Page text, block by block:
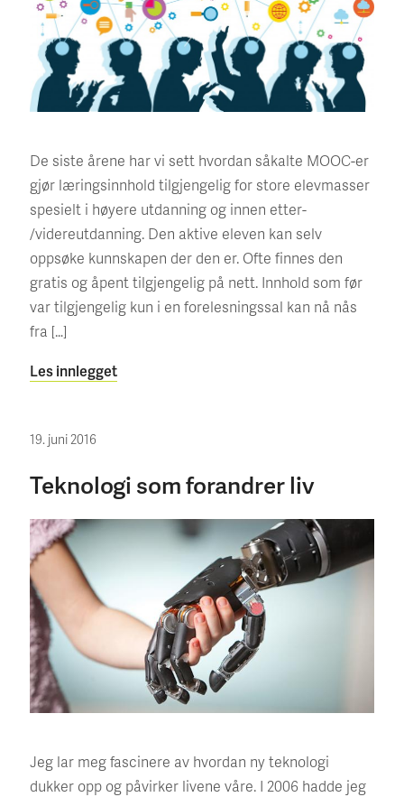
De siste årene har vi sett hvordan såkalte MOOC-er
gjør læringsinnhold tilgjengelig for store elevmasser
spesielt i høyere utdanning og innen etter-
/videreutdanning. Den aktive eleven kan selv
oppsøke kunnskapen der den er. Ofte finnes den
gratis og åpent tilgjengelig på nett. Innhold som før
var tilgjengelig kun i en forelesningssal kan nå nås
fra […]
Les innlegget
19. juni 2016
Teknologi som forandrer liv
Jeg lar meg fascinere av hvordan ny teknologi
dukker opp og påvirker livene våre. I 2006 hadde jeg